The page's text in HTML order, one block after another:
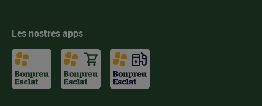
Les nostres apps